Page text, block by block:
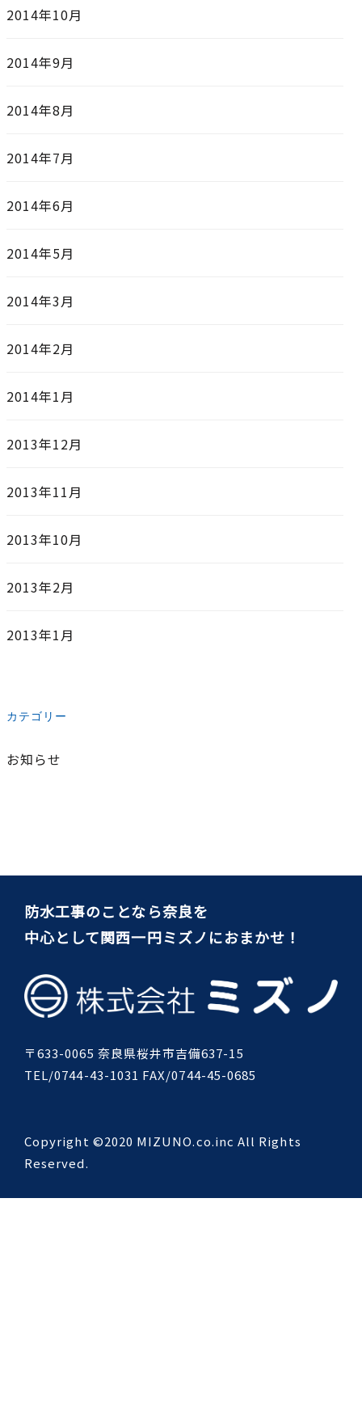
2014年10月
2014年9月
2014年8月
2014年7月
2014年6月
2014年5月
2014年3月
2014年2月
2014年1月
2013年12月
2013年11月
2013年10月
2013年2月
2013年1月
カテゴリー
お知らせ
防水工事のことなら奈良を
中心として関西一円ミズノにおまかせ！
〒633-0065 奈良県桜井市吉備637-15
TEL/0744-43-1031 FAX/0744-45-0685
Copyright ©2020 MIZUNO.co.inc All Rights
Reserved.